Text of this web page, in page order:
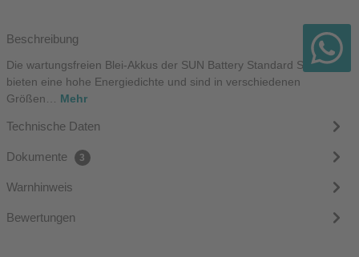
Beschreibung
Die wartungsfreien Blei-Akkus der SUN Battery Standard Serie
bieten eine hohe Energiedichte und sind in verschiedenen
Größen… Mehr
Technische Daten
Dokumente 3
Warnhinweis
Bewertungen